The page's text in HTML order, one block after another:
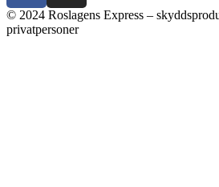
© 2024 Roslagens Express –
privatpersoner